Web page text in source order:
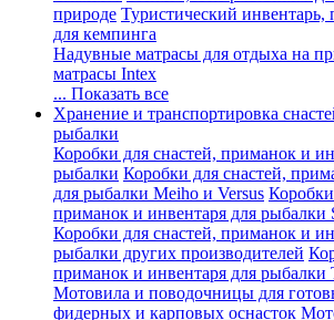
природе Туристический инвентарь,
для кемпинга
Надувные матрасы для отдыха на
матрасы Intex
... Показать все
Хранение и транспортировка
рыбалки
Коробки для снастей, приманок и
рыбалки Коробки для снастей,
для рыбалки Meiho и Versus
приманок и инвентаря для рыбалки
Коробки для снастей, приманок и
рыбалки других производителей
приманок и инвентаря для рыбалки
Мотовила и поводочницы для
фидерных и карповых оснасток